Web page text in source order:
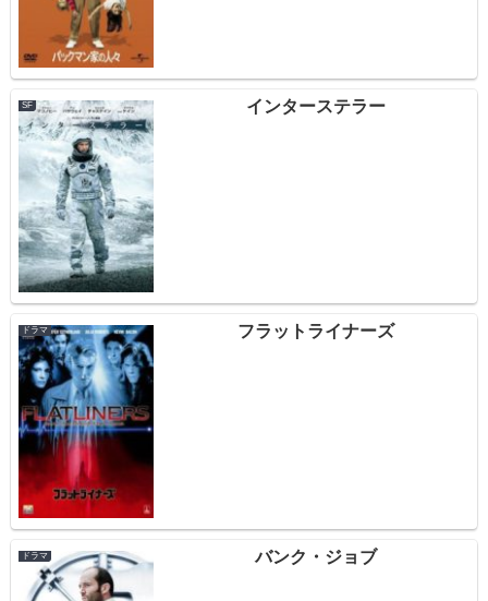
SF インターステラー
ドラマ フラットライナーズ
ドラマ バンク・ジョブ